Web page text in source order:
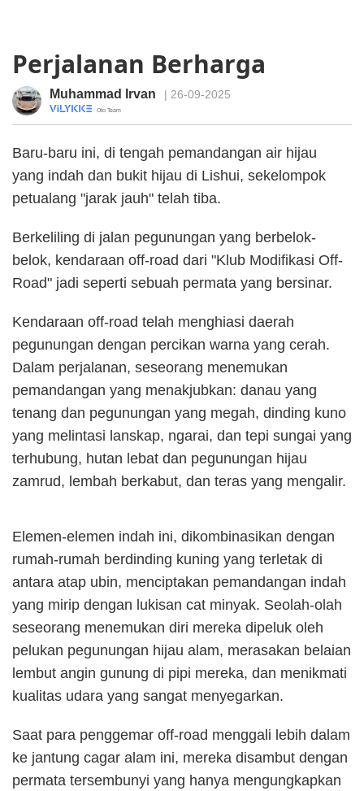
Perjalanan Berharga
Muhammad Irvan | 26-09-2025
· Oto Team
Baru-baru ini, di tengah pemandangan air hijau
yang indah dan bukit hijau di Lishui, sekelompok
petualang "jarak jauh" telah tiba.
Berkeliling di jalan pegunungan yang berbelok-
belok, kendaraan off-road dari "Klub Modifikasi Off-
Road" jadi seperti sebuah permata yang bersinar.
Kendaraan off-road telah menghiasi daerah
pegunungan dengan percikan warna yang cerah.
Dalam perjalanan, seseorang menemukan
pemandangan yang menakjubkan: danau yang
tenang dan pegunungan yang megah, dinding kuno
yang melintasi lanskap, ngarai, dan tepi sungai yang
terhubung, hutan lebat dan pegunungan hijau
zamrud, lembah berkabut, dan teras yang mengalir.
Elemen-elemen indah ini, dikombinasikan dengan
rumah-rumah berdinding kuning yang terletak di
antara atap ubin, menciptakan pemandangan indah
yang mirip dengan lukisan cat minyak. Seolah-olah
seseorang menemukan diri mereka dipeluk oleh
pelukan pegunungan hijau alam, merasakan belaian
lembut angin gunung di pipi mereka, dan menikmati
kualitas udara yang sangat menyegarkan.
Saat para penggemar off-road menggali lebih dalam
ke jantung cagar alam ini, mereka disambut dengan
permata tersembunyi yang hanya mengungkapkan